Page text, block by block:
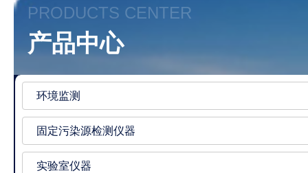
PRODUCTS CENTER
产品中心
环境监测
固定污染源检测仪器
实验室仪器